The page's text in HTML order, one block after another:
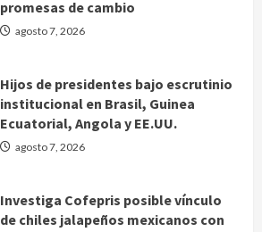
agosto 7, 2026
institucional en Brasil, Guinea
Ecuatorial, Angola y EE.UU.
agosto 7, 2026
de chiles jalapeños mexicanos con
brote de salmonelosis en EU